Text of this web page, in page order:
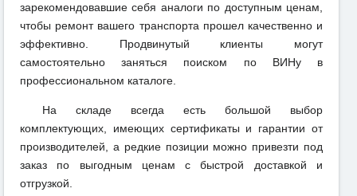
зарекомендовавшие себя аналоги по доступным ценам,
чтобы ремонт вашего транспорта прошел качественно и
эффективно. Продвинутый клиенты могут
самостоятельно заняться поиском по ВИНу в
профессиональном каталоге.
На складе всегда есть большой выбор
комплектующих, имеющих сертификаты и гарантии от
производителей, а редкие позиции можно привезти под
заказ по выгодным ценам с быстрой доставкой и
отгрузкой.